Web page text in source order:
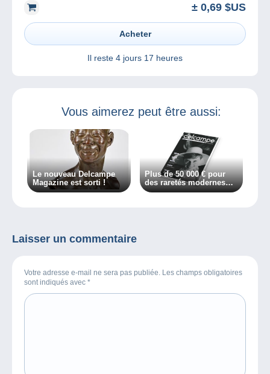
± 0,69 $US
Acheter
Il reste 4 jours 17 heures
Vous aimerez peut être aussi:
Le nouveau Delcampe
Magazine est sorti !
Plus de 50 000 € pour
des raretés modernes…
Découvrez l’histoire des
Laisser un commentaire
Votre adresse e-mail ne sera pas publiée. Les champs obligatoires
sont indiqués avec *